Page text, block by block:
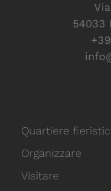
54033
Quartiere
Organizzare
Visitare